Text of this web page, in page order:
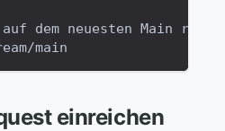
dem neuesten Main
main
einreichen